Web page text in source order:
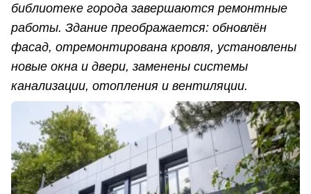
библиотеке города завершаются ремонтные
работы. Здание преображается: обновлён
фасад, отремонтирована кровля, установлены
новые окна и двери, заменены системы
канализации, отопления и вентиляции.